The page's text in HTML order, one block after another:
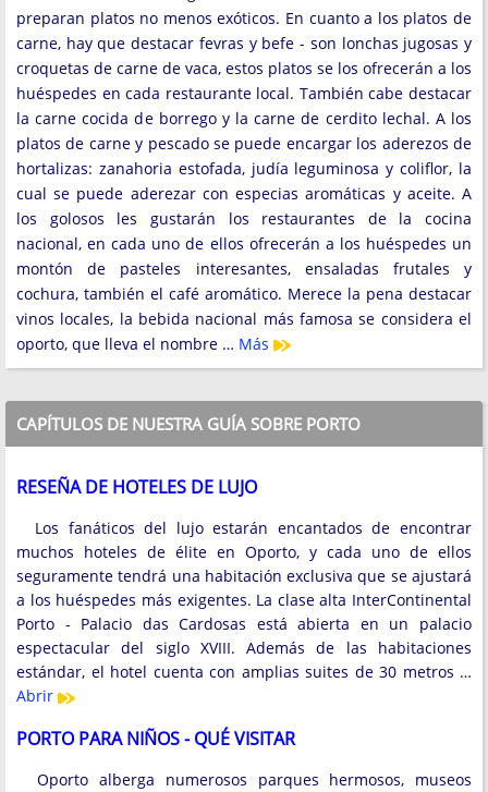
preparan platos no menos exóticos. En cuanto a los platos de
carne, hay que destacar fevras y befe - son lonchas jugosas y
croquetas de carne de vaca, estos platos se los ofrecerán a los
huéspedes en cada restaurante local. También cabe destacar
la carne cocida de borrego y la carne de cerdito lechal. A los
platos de carne y pescado se puede encargar los aderezos de
hortalizas: zanahoria estofada, judía leguminosa y coliflor, la
cual se puede aderezar con especias aromáticas y aceite. A
los golosos les gustarán los restaurantes de la cocina
nacional, en cada uno de ellos ofrecerán a los huéspedes un
montón de pasteles interesantes, ensaladas frutales y
cochura, también el café aromático. Merece la pena destacar
vinos locales, la bebida nacional más famosa se considera el
oporto, que lleva el nombre … Más
CAPÍTULOS DE NUESTRA GUÍA SOBRE PORTO
RESEÑA DE HOTELES DE LUJO
Los fanáticos del lujo estarán encantados de encontrar
muchos hoteles de élite en Oporto, y cada uno de ellos
seguramente tendrá una habitación exclusiva que se ajustará
a los huéspedes más exigentes. La clase alta InterContinental
Porto - Palacio das Cardosas está abierta en un palacio
espectacular del siglo XVIII. Además de las habitaciones
estándar, el hotel cuenta con amplias suites de 30 metros …
Abrir
PORTO PARA NIÑOS - QUÉ VISITAR
Oporto alberga numerosos parques hermosos, museos